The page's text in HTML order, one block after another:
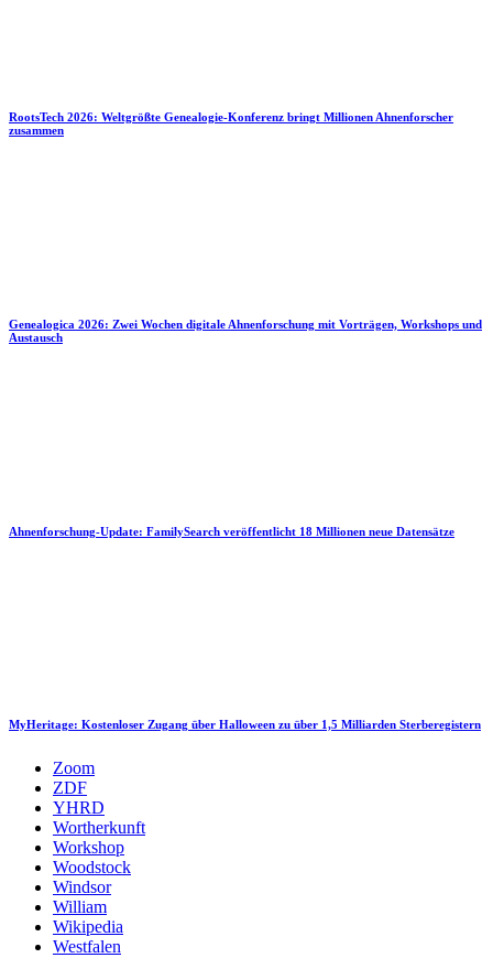
RootsTech 2026: Weltgrößte Genealogie-Konferenz bringt Millionen Ahnenforscher
zusammen
Genealogica 2026: Zwei Wochen digitale Ahnenforschung mit Vorträgen, Workshops und
Austausch
Ahnenforschung-Update: FamilySearch veröffentlicht 18 Millionen neue Datensätze
MyHeritage: Kostenloser Zugang über Halloween zu über 1,5 Milliarden Sterberegistern
Zoom
ZDF
YHRD
Wortherkunft
Workshop
Woodstock
Windsor
William
Wikipedia
Westfalen